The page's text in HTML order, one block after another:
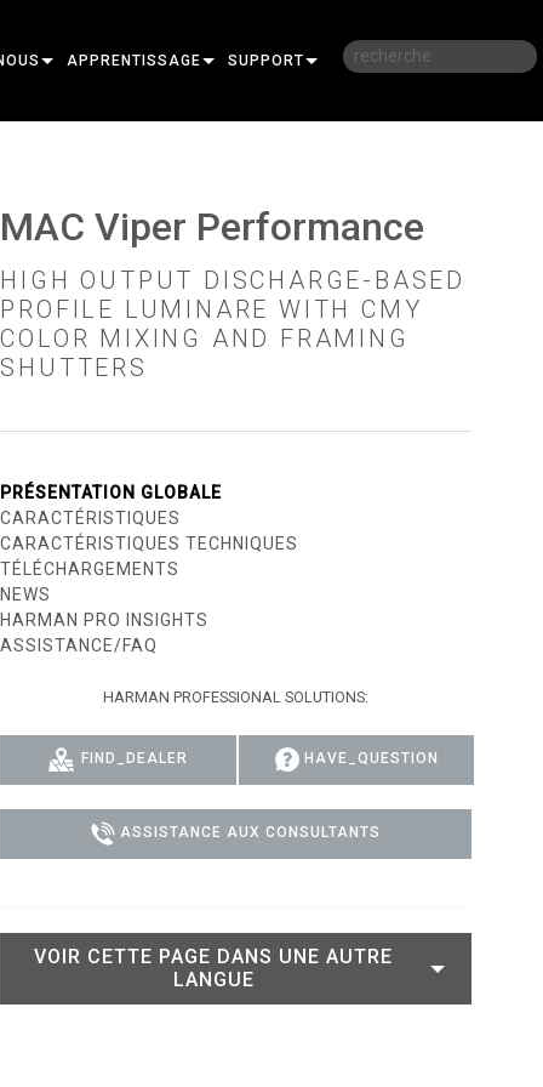
APPRENTISSAGE SUPPORT
PORTAIL CONSULTANTS
LOGICIEL
FIRMWARE
GARANTIE
SERVICE
MAC Viper Performance
HIGH OUTPUT DISCHARGE-BASED
PROFILE LUMINARE WITH CMY
COLOR MIXING AND FRAMING
SHUTTERS
PRÉSENTATION GLOBALE
CARACTÉRISTIQUES
CARACTÉRISTIQUES TECHNIQUES
TÉLÉCHARGEMENTS
NEWS
HARMAN PRO INSIGHTS
ASSISTANCE/FAQ
HARMAN PROFESSIONAL SOLUTIONS:
FIND_DEALER HAVE_QUESTION
ASSISTANCE AUX CONSULTANTS
VOIR CETTE PAGE DANS UNE AUTRE
LANGUE